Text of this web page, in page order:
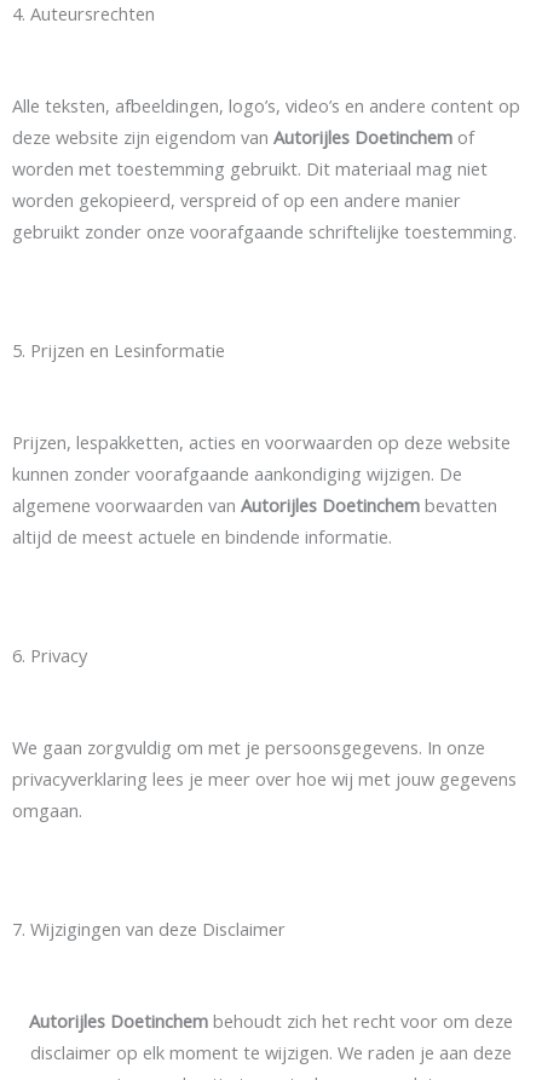
4. Auteursrechten
Alle teksten, afbeeldingen, logo’s, video’s en andere content op
deze website zijn eigendom van Autorijles Doetinchem of
worden met toestemming gebruikt. Dit materiaal mag niet
worden gekopieerd, verspreid of op een andere manier
gebruikt zonder onze voorafgaande schriftelijke toestemming.
5. Prijzen en Lesinformatie
Prijzen, lespakketten, acties en voorwaarden op deze website
kunnen zonder voorafgaande aankondiging wijzigen. De
algemene voorwaarden van Autorijles Doetinchem bevatten
altijd de meest actuele en bindende informatie.
6. Privacy
We gaan zorgvuldig om met je persoonsgegevens. In onze
privacyverklaring lees je meer over hoe wij met jouw gegevens
omgaan.
7. Wijzigingen van deze Disclaimer
Autorijles Doetinchem behoudt zich het recht voor om deze
disclaimer op elk moment te wijzigen. We raden je aan deze